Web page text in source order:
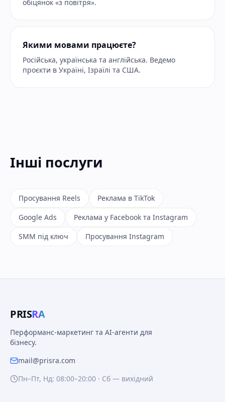
обіцянок «з повітря».
Якими мовами працюєте?
Російська, українська та англійська. Ведемо
проєкти в Україні, Ізраїлі та США.
Інші послуги
Просування Reels
Реклама в TikTok
Google Ads
Реклама у Facebook та Instagram
SMM під ключ
Просування Instagram
PRISRA
Перформанс-маркетинг та AI-агенти для
бізнесу.
mail@prisra.com
Пн–Пт, Нд: 08:00–20:00 · Сб — вихідний